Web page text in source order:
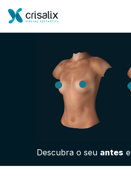
Página inicial para cirurgiões
Plataforma 3D de business
Planos
Descubra o seu antes e